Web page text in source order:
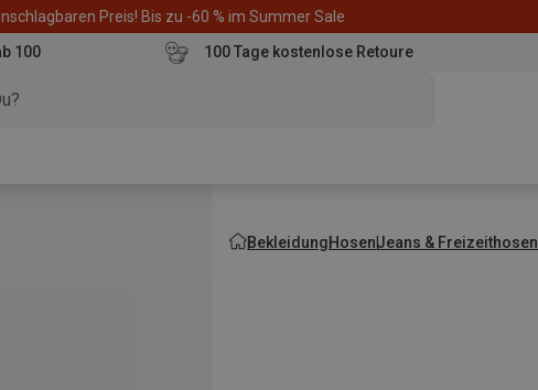
Preis! Bis zu -60 % im Summer Sale
100
100 Tage kostenlose Retoure
BekleidungHosenJeans & Freizeithosen